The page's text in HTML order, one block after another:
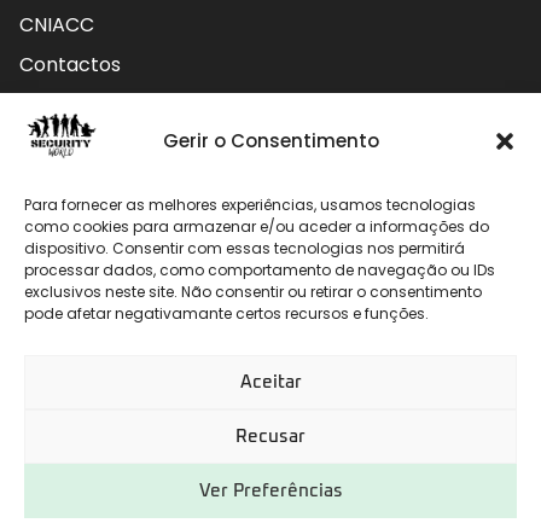
Gerir o Consentimento
Para fornecer as melhores experiências, usamos tecnologias
como cookies para armazenar e/ou aceder a informações do
dispositivo. Consentir com essas tecnologias nos permitirá
processar dados, como comportamento de navegação ou IDs
exclusivos neste site. Não consentir ou retirar o consentimento
pode afetar negativamante certos recursos e funções.
Aceitar
Recusar
Ver Preferências
CNIACC
Contactos
Contactos
912 009 740 (Chamada para rede móvel nacional)
geral@securityworld.pt